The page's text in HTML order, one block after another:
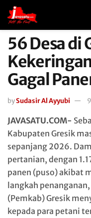
56 Desa di
Gagal
bySudasir Al Ayyubi
JAVASATU.COM-
Kabupaten Gresik
sepanjang 2026.
pertanian, dengan
panen (puso) akibat
langkah
(Pemkab) Gresik
kepada para petani